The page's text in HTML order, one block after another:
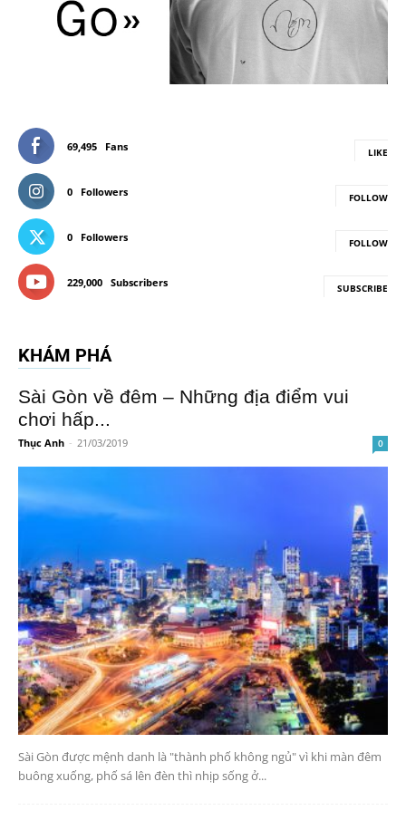
69,495 Fans LIKE
0 Followers FOLLOW
0 Followers FOLLOW
229,000 Subscribers SUBSCRIBE
KHÁM PHÁ
Sài Gòn về đêm – Những địa điểm vui
chơi hấp...
Thục Anh - 21/03/2019 0
Sài Gòn được mệnh danh là "thành phố không ngủ" vì khi màn đêm
buông xuống, phố sá lên đèn thì nhịp sống ở...